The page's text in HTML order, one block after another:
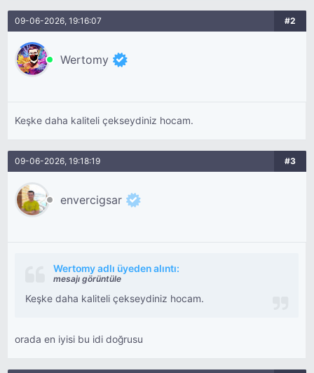
09-06-2026, 19:16:07 #2
Wertomy
Keşke daha kaliteli çekseydiniz hocam.
09-06-2026, 19:18:19 #3
envercigsar
Wertomy adlı üyeden alıntı:
mesajı görüntüle
Keşke daha kaliteli çekseydiniz hocam.
orada en iyisi bu idi doğrusu